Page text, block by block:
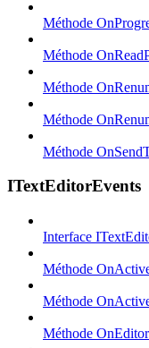
Méthode
Méthode
Méthode
Méthode
Méthode
ITextEditorEvents
Interface
Méthode
Méthode
Méthode